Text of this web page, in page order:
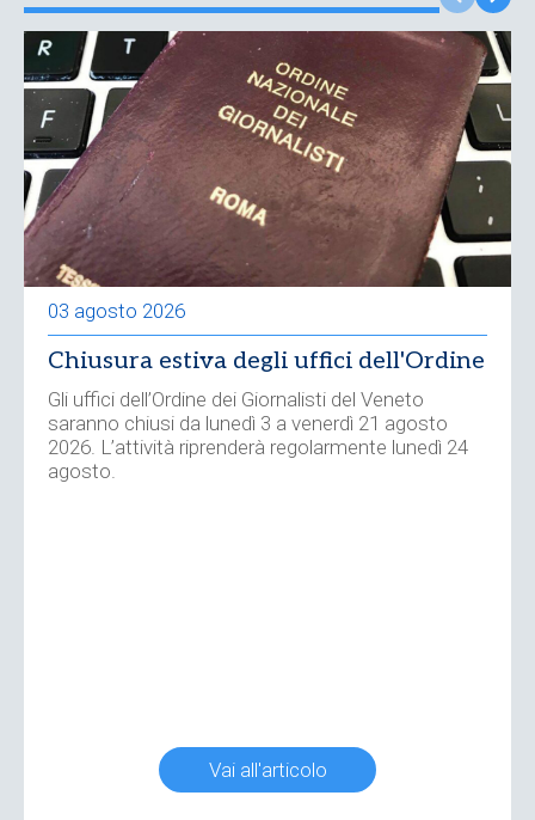
03 agosto 2026
Chiusura estiva degli uffici dell'Ordine
Gli uffici dell’Ordine dei Giornalisti del Veneto
saranno chiusi da lunedì 3 a venerdì 21 agosto
2026. L’attività riprenderà regolarmente lunedì 24
agosto.
Vai all'articolo